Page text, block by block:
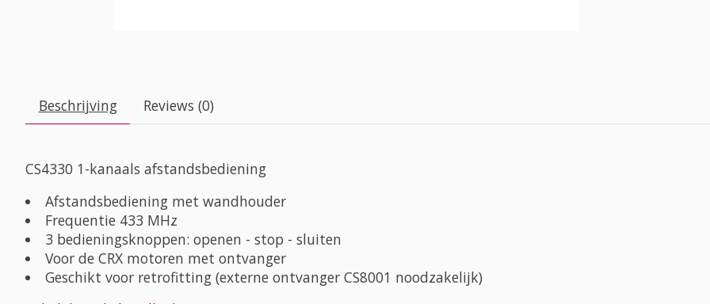
Beschrijving Reviews (0)
CS4330 1-kanaals afstandsbediening
Afstandsbediening met wandhouder
Frequentie 433 MHz
3 bedieningsknoppen: openen - stop - sluiten
Voor de CRX motoren met ontvanger
Geschikt voor retrofitting (externe ontvanger CS8001 noodzakelijk)